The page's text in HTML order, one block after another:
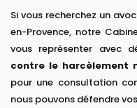
Si vous recherchez un
en-Provence, notre
vous représenter avec
contre le harcèlement
pour une consultation
nous pouvons défendre